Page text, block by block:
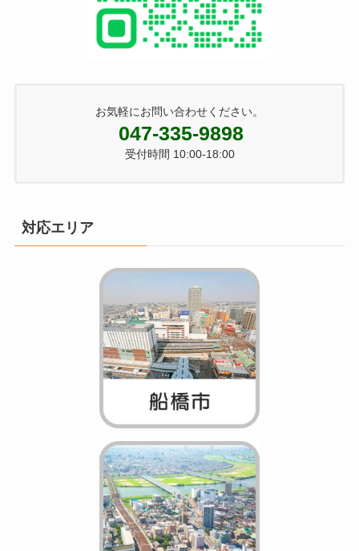
お気軽にお問い合わせください。
047-335-9898
受付時間 10:00-18:00
対応エリア